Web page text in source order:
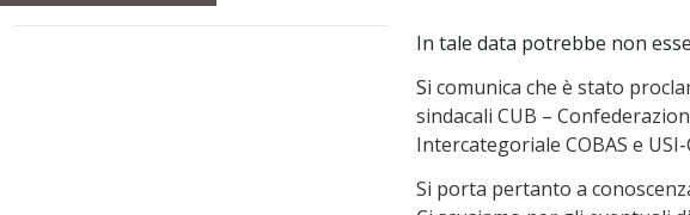
In tale data potrebbe non
Si comunica che è stato
sindacali CUB –
Intercategoriale COBAS e
Si porta pertanto a